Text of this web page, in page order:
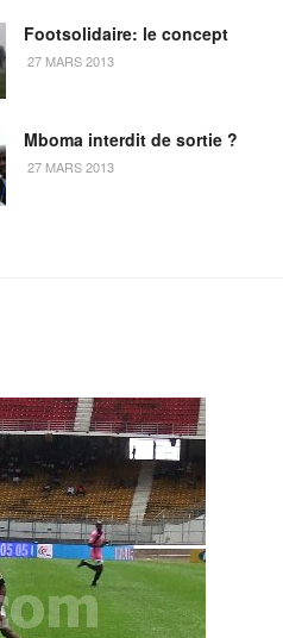
Footsolidaire: le concept
27 MARS 2013
Mboma interdit de sortie ?
27 MARS 2013